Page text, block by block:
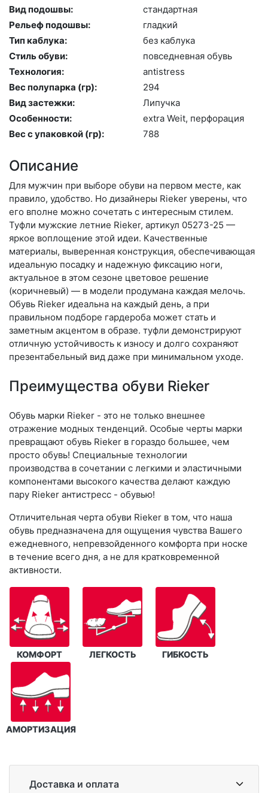
Вид подошвы:
стан­дарт­ная
Рельеф подошвы:
глад­кий
Тип каблука:
без каб­лу­ка
Стиль обуви:
пов­седнев­ная обувь
Технология:
an­tist­ress
Вес полупарка (гр):
294
Вид застежки:
Ли­пуч­ка
Особенности:
ext­ra We­it, пер­фо­рация
Вес с упаковкой (гр):
788
Описание
Для мужчин при выборе обуви на первом месте, как
правило, удобство. Но дизайнеры Rieker уверены, что
его вполне можно сочетать с интересным стилем.
Туфли мужские летние Rieker, артикул 05273-25 —
яркое воплощение этой идеи. Качественные
материалы, выверенная конструкция, обеспечивающая
идеальную посадку и надежную фиксацию ноги,
актуальное в этом сезоне цветовое решение
(коричневый) — в модели продумана каждая мелочь.
Обувь Rieker идеальна на каждый день, а при
правильном подборе гардероба может стать и
заметным акцентом в образе. туфли демонстрируют
отличную устойчивость к износу и долго сохраняют
презентабельный вид даже при минимальном уходе.
Преимущества обуви Rieker
Обувь марки Rieker - это не только внешнее
отражение модных тенденций. Особые черты марки
превращают обувь Rieker в гораздо большее, чем
просто обувь! Специальные технологии
производства в сочетании с легкими и эластичными
компонентами высокого качества делают каждую
пару Rieker антистресс - обувью!
Отличительная черта обуви Rieker в том, что наша
обувь предназначена для ощущения чувства Вашего
ежедневного, непревзойденного комфорта при носке
в течение всего дня, а не для кратковременной
активности.
КОМФОРТ ЛЕГКОСТЬ ГИБКОСТЬ
АМОРТИЗАЦИЯ
Доставка и оплата